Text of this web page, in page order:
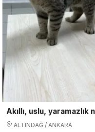
ALTINDAĞ / ANKARA